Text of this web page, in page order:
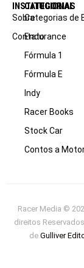
INSTITUCIONAL
Sobre
Contato
CATEGORIAS
Categorias de
Endurance
Fórmula 1
Fórmula E
Indy
Racer Books
Stock Car
Contos a
Racer Media ©
direitos
de Gulliver